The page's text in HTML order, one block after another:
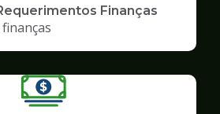
Finanças